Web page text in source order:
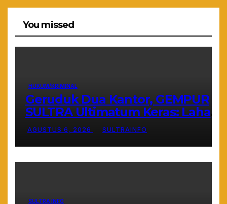
You missed
HUKUM/KRIMINAL
Geruduk Dua Kantor, GEMPUR
SULTRA Ultimatum Keras: Lahan
Puuwatu Siap Diduduki Jika Tak
Ada Kepastian Hukum
AGUSTUS 6, 2026 SULTRAINFO
SULTRA INFO